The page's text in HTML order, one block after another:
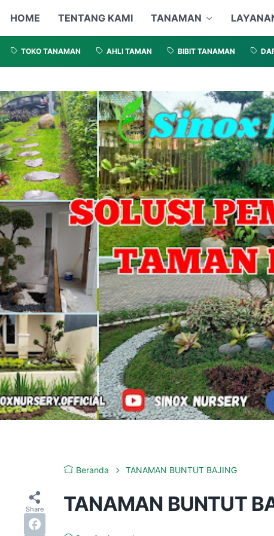
HOME TENTANG KAMI TANAMAN
TOKO TANAMAN AHLI TAMAN BIBIT TANAMAN
Beranda TANAMAN BUNTUT BAJING
TANAMAN BUNTUT